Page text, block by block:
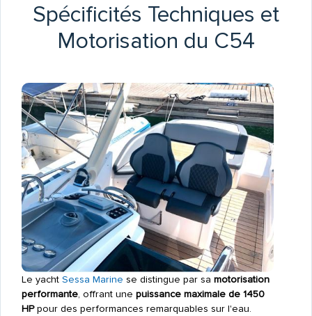
Spécificités Techniques et
Motorisation du C54
Le yacht Sessa Marine se distingue par sa motorisation
performante, offrant une puissance maximale de 1450
HPpour des performances remarquables sur l'eau.